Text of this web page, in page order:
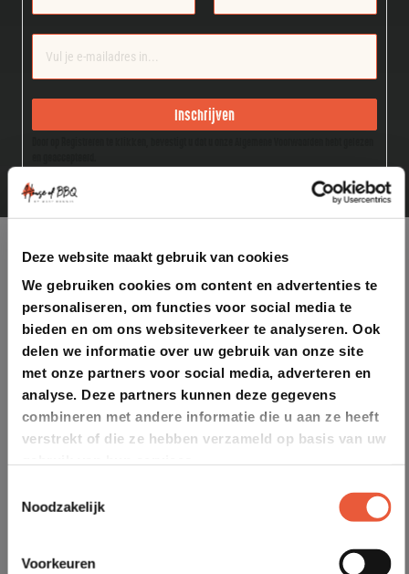
Deze website maakt gebruik van cookies
We gebruiken cookies om content en advertenties te
personaliseren, om functies voor social media te
bieden en om ons websiteverkeer te analyseren. Ook
delen we informatie over uw gebruik van onze site
met onze partners voor social media, adverteren en
analyse. Deze partners kunnen deze gegevens
combineren met andere informatie die u aan ze heeft
verstrekt of die ze hebben verzameld op basis van uw
Noodzakelijk
Voorkeuren
Inschrijven